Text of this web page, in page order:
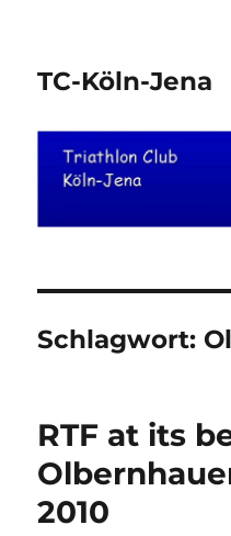
TC-Köln-Jena
Schlagwort:
RTF at its
2010